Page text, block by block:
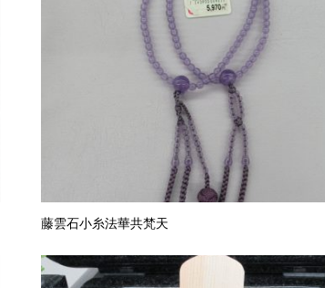
藤雲石小糸法華共梵天